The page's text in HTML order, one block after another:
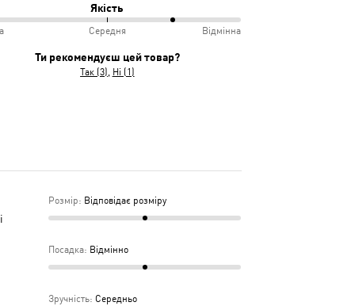
Якість
Середня Відмінна
Ти рекомендуєш цей товар?
Так (3) Ні (1)
Розмір: Відповідає розміру
Посадка: Відмінно
Зручність: Середньо